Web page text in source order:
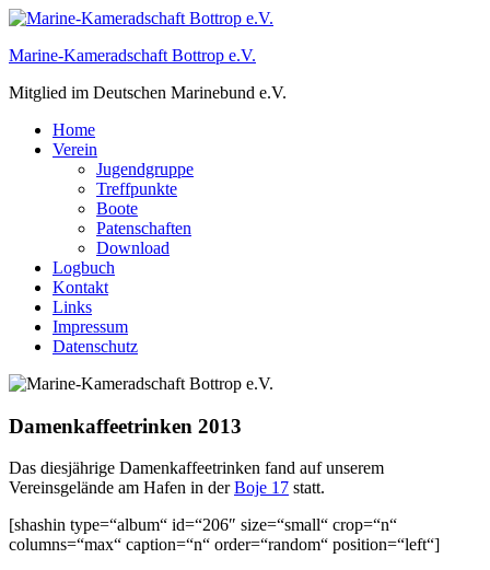
Zum
springen
Marine-Kameradschaft Bottrop e.V.
Mitglied im Deutschen Marinebund e.V.
Home
Verein
Jugendgruppe
Treffpunkte
Boote
Patenschaften
Download
Logbuch
Kontakt
Links
Impressum
Datenschutz
Damenkaffeetrinken 2013
Das diesjährige Damenkaffeetrinken fand auf unserem
Vereinsgelände am Hafen in derBoje 17 statt.
[shashin type=“album“ id=“206″ size=“small“ crop=“n“
columns=“max“ caption=“n“ order=“random“ position=“left“]